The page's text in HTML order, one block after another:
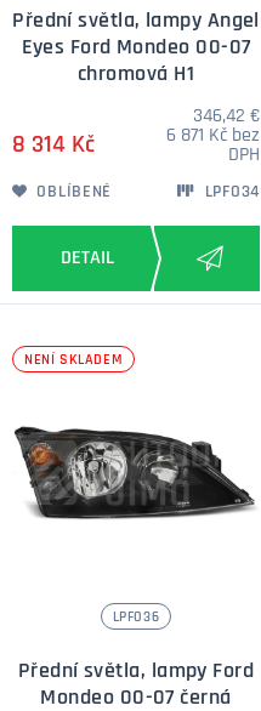
Přední světla, lampy Angel
Eyes Ford Mondeo 00-07
chromová H1
8 314 Kč
346,42 €
6 871 Kč bez
DPH
OBLÍBENÉ LPFO34
NENÍ SKLADEM
LPFO36
Přední světla, lampy Ford
Mondeo 00-07 černá